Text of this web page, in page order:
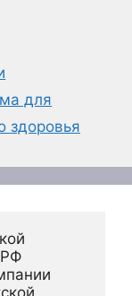
для
здоровья
РФ